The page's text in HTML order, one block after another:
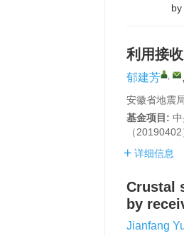
利用接
郁建芳 , ,
安徽省地震
基金项目:
（
详细信息
Crustal
by
Jianfang